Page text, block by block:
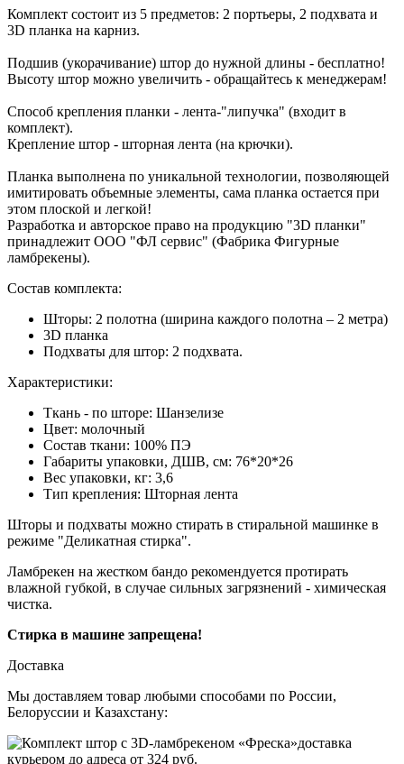
Комплект состоит из 5 предметов: 2 портьеры, 2 подхвата и
3D планка на карниз.
Подшив (укорачивание) штор до нужной длины - бесплатно!
Высоту штор можно увеличить - обращайтесь к менеджерам!
Способ крепления планки - лента-"липучка" (входит в
комплект).
Крепление штор - шторная лента (на крючки).
Планка выполнена по уникальной технологии, позволяющей
имитировать объемные элементы, сама планка остается при
этом плоской и легкой!
Разработка и авторское право на продукцию "3D планки"
принадлежит ООО "ФЛ сервис" (Фабрика Фигурные
ламбрекены).
Состав комплекта:
Шторы: 2 полотна (ширина каждого полотна – 2 метра)
3D планка
Подхваты для штор: 2 подхвата.
Характеристики:
Ткань - по шторе: Шанзелизе
Цвет: молочный
Состав ткани: 100% ПЭ
Габариты упаковки, ДШВ, см: 76*20*26
Вес упаковки, кг: 3,6
Тип крепления: Шторная лента
Шторы и подхваты можно стирать в стиральной машинке в
режиме "Деликатная стирка".
Ламбрекен на жестком бандо рекомендуется протирать
влажной губкой, в случае сильных загрязнений - химическая
чистка.
Стирка в машине запрещена!
Доставка
Мы доставляем товар любыми способами по России,
Белоруссии и Казахстану:
доставка
курьером до адреса от 324 руб.